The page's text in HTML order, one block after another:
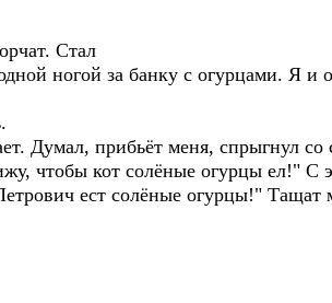
Стал
ногой за банку с огурцами. Я и
Думал, прибьёт меня, спрыгнул со
чтобы кот солёные огурцы ел!" С
ест солёные огурцы!" Тащат